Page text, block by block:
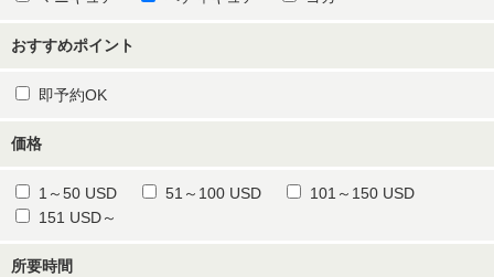
おすすめポイント
即予約OK
価格
1～50 USD 51～100 USD
101～150 USD
151 USD～
所要時間